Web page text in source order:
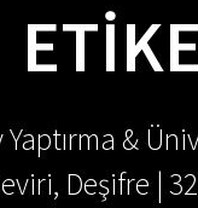
&
Deşifre |